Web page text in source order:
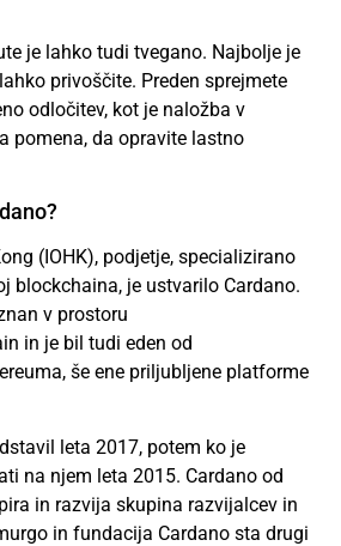
je lahko tudi tvegano. Najbolje je
privoščite. Preden sprejmete
odločitev, kot je naložba v
pomena, da opravite lastno
(IOHK), podjetje, specializirano
blockchaina, je ustvarilo Cardano.
v prostoru
in je bil tudi eden od
še ene priljubljene platforme
leta 2017, potem ko je
na njem leta 2015. Cardano od
in razvija skupina razvijalcev in
in fundacija Cardano sta drugi